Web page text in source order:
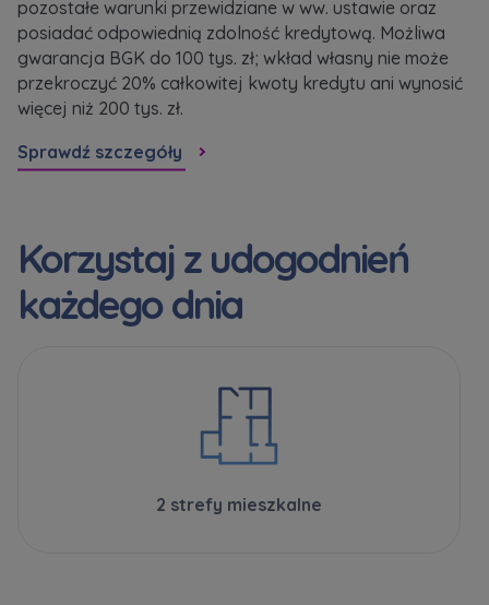
pozostałe warunki przewidziane w ww. ustawie oraz
posiadać odpowiednią zdolność kredytową. Możliwa
gwarancja BGK do 100 tys. zł; wkład własny nie może
przekroczyć 20% całkowitej kwoty kredytu ani wynosić
więcej niż 200 tys. zł.
Sprawdź szczegóły
Korzystaj z udogodnień
każdego dnia
2 strefy mieszkalne